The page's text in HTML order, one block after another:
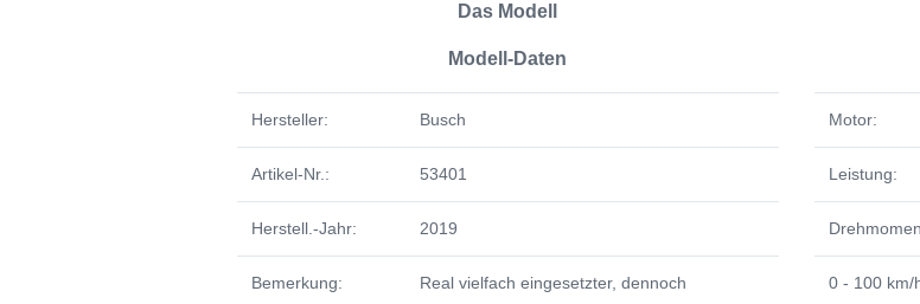
Das Modell
Modell-Daten
Hersteller: Busch
Artikel-Nr.: 53401
Herstell.-Jahr: 2019
Bemerkung: Real vielfach eingesetzter, dennoch
Motor:
Leistung:
0 - 100 km/